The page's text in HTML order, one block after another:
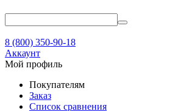
8 (800) 350-90-18
Аккаунт
Мой профиль
Покупателям
Заказ
Список сравнения